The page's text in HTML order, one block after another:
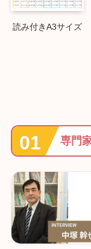
読み付きA3サイズ
専門